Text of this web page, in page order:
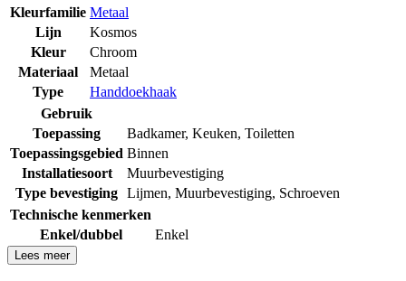
Kleurfamilie Metaal
Lijn
Kosmos
Kleur
Chroom
Materiaal
Metaal
Type
Handdoekhaak
Gebruik
Toepassing
Badkamer, Keuken, Toiletten
Toepassingsgebied Binnen
Installatiesoort
Muurbevestiging
Type bevestiging Lijmen, Muurbevestiging, Schroeven
Technische kenmerken
Enkel/dubbel
Enkel
Lees meer